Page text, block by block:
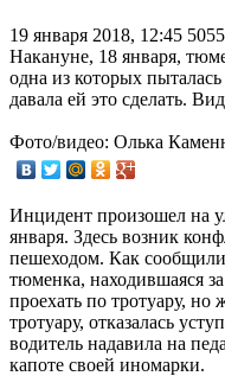
19 января 2018, 12:45 5055
Накануне, 18 января,
одна из которых пыталась
давала ей это сделать.
Фото/видео: Олька
Инцидент произошел на
января. Здесь возник
пешеходом. Как сообщили
тюменка, находившаяся
проехать по тротуару,
тротуару, отказалась
водитель надавила на
капоте своей иномарки.